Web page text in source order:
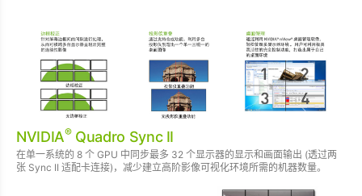
NVIDIA®Quadro Sync II
在单一系统的 8 个 GPU 中同步最多 32 个显示器的显示和画面输出 (透过两
张 Sync II 适配卡连接)，减少建立高阶影像可视化环境所需的机器数量。